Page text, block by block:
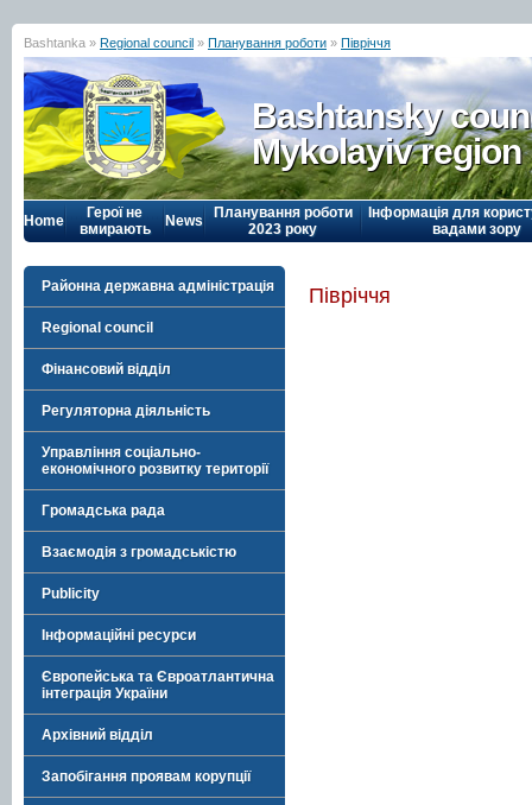
Bashtanka » Regional council » Планування роботи » Півріччя
Bashtansky
Mykolayiv region
Home
Герої не
вмирають
News
Планування роботи
2023 року
Інформація для
вадами зору
Районна державна адміністрація
Regional council
Фінансовий відділ
Регуляторна діяльність
Управління соціально-
економічного розвитку території
Громадська рада
Взаємодія з громадськістю
Publicity
Інформаційні ресурси
Європейська та Євроатлантична
інтеграція України
Архівний відділ
Запобігання проявам корупції
Півріччя